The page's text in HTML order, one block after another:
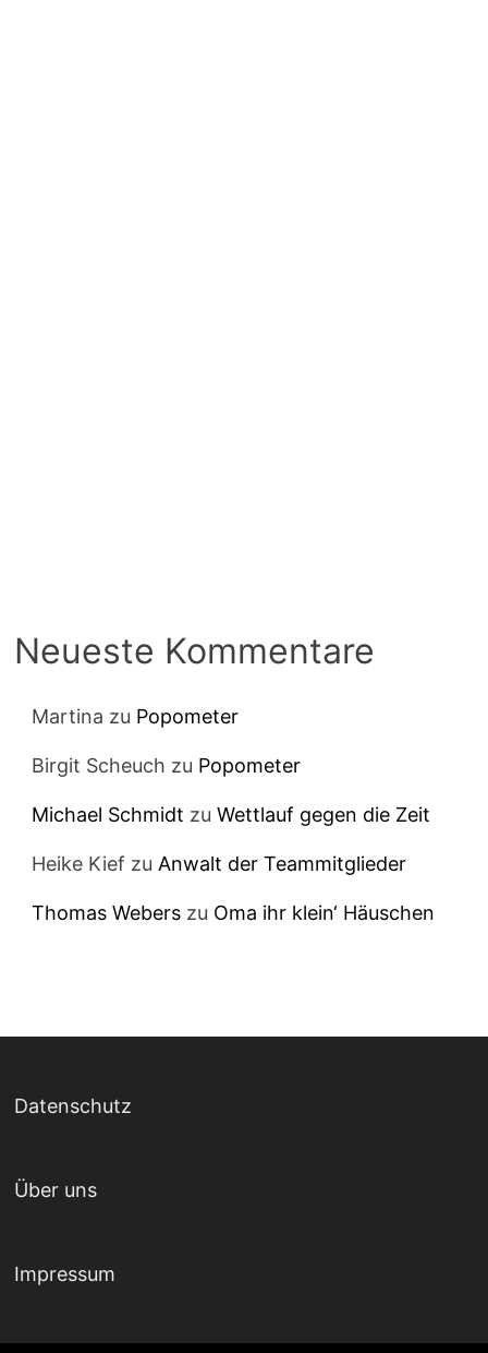
Neueste Kommentare
Martina zu Popometer
Birgit Scheuch zu Popometer
Michael Schmidt zuWettlauf gegen die Zeit
Heike Kief zu Anwalt der Teammitglieder
Thomas Webers zu Oma ihr klein‘ Häuschen
Datenschutz
Über uns
Impressum